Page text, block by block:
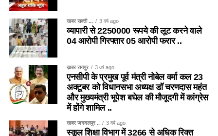
खबर सक्ती ... 3 वर्ष ago
व्यापारी से 2250000 रूपये की लूट करने वाले
04 आरोपी गिरफ्तार 05 आरोपी फरार ..
ख़बर रायपुर 3 वर्ष ago
एनसीपी के प्रमुख पूर्व मंत्री नोबेल वर्मा कल 23
अक्टूबर को विधानसभा अध्यक्ष डॉ चरणदास महंत
और मुख्यमंत्री भूपेश बघेल की मौजूदगी में कांग्रेस
में होंगे शामिल ..
खबर जगदलपुर .. 3 वर्ष ago
स्कूल शिक्षा विभाग में 3266 से अधिक रिक्त